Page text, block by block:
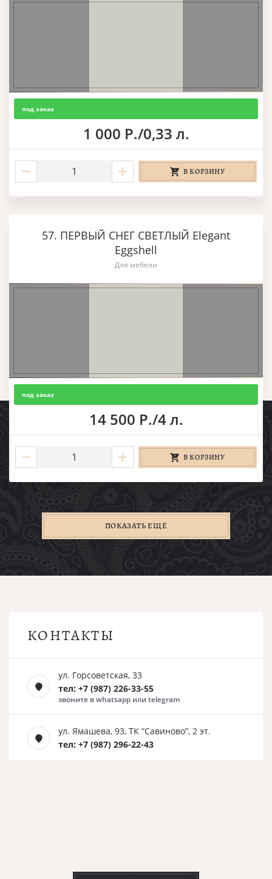
под заказ
1 000 Р./0,33 л.
В КОРЗИНУ
57. ПЕРВЫЙ СНЕГ СВЕТЛЫЙ Elegant
Eggshell
Для мебели
под заказ
14 500 Р./4 л.
В КОРЗИНУ
ПОКАЗАТЬ ЕЩЁ
КОНТАКТЫ
ул. Горсоветская, 33
тел: +7 (987) 226-33-55
звоните в whatsapp или telegram
ул. Ямашева, 93, ТК “Савиново”, 2 эт.
тел: +7 (987) 296-22-43